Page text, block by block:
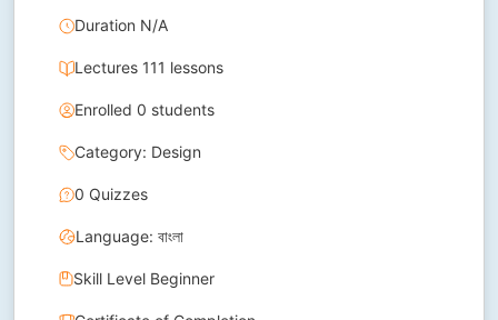
Duration N/A
Lectures 111 lessons
Enrolled 0 students
Category: Design
0 Quizzes
Language: বাংলা
Skill Level Beginner